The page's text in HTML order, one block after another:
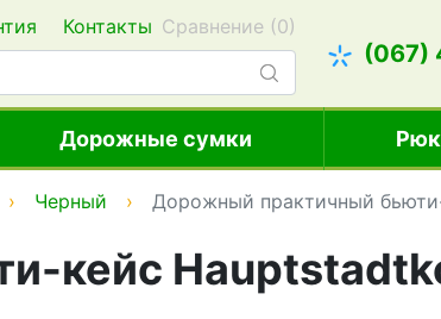
Контакты Сравнение (0)
(067)
Дорожные сумки
Черный Дорожный практичный
кейс